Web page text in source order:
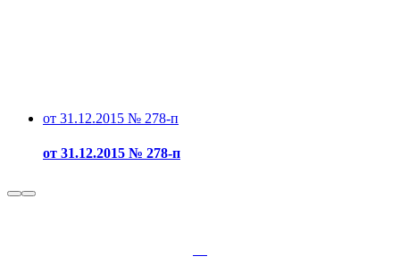
от 31.12.2015 № 278-п
от 31.12.2015 № 278-п